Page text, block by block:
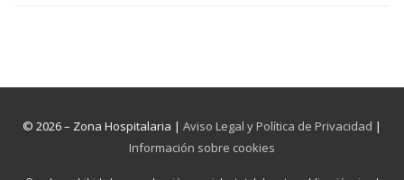
© 2026 – Zona Hospitalaria | Aviso Legal y Política de Privacidad |
Información sobre cookies